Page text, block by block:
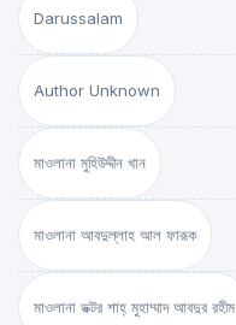
Darussalam
Author Unknown
মাওলানা মুহিউদ্দীন খান
মাওলানা আবদুল্লাহ আল ফারূক
মাওলানা ডক্টর শাহ্‌ মুহাম্মাদ আবদুর রহীম